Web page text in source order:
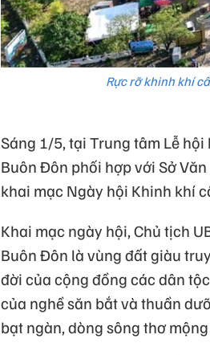
Rực rỡ khinh khí
Sáng 1/5, tại Trung tâm Lễ
Buôn Đôn phối hợp với Sở
khai mạc Ngày hội Khinh khí
Khai mạc ngày hội, Chủ tịch
Buôn Đôn là vùng đất giàu
đời của cộng đồng các dân
của nghề săn bắt và thuần
bạt ngàn, dòng sông thơ